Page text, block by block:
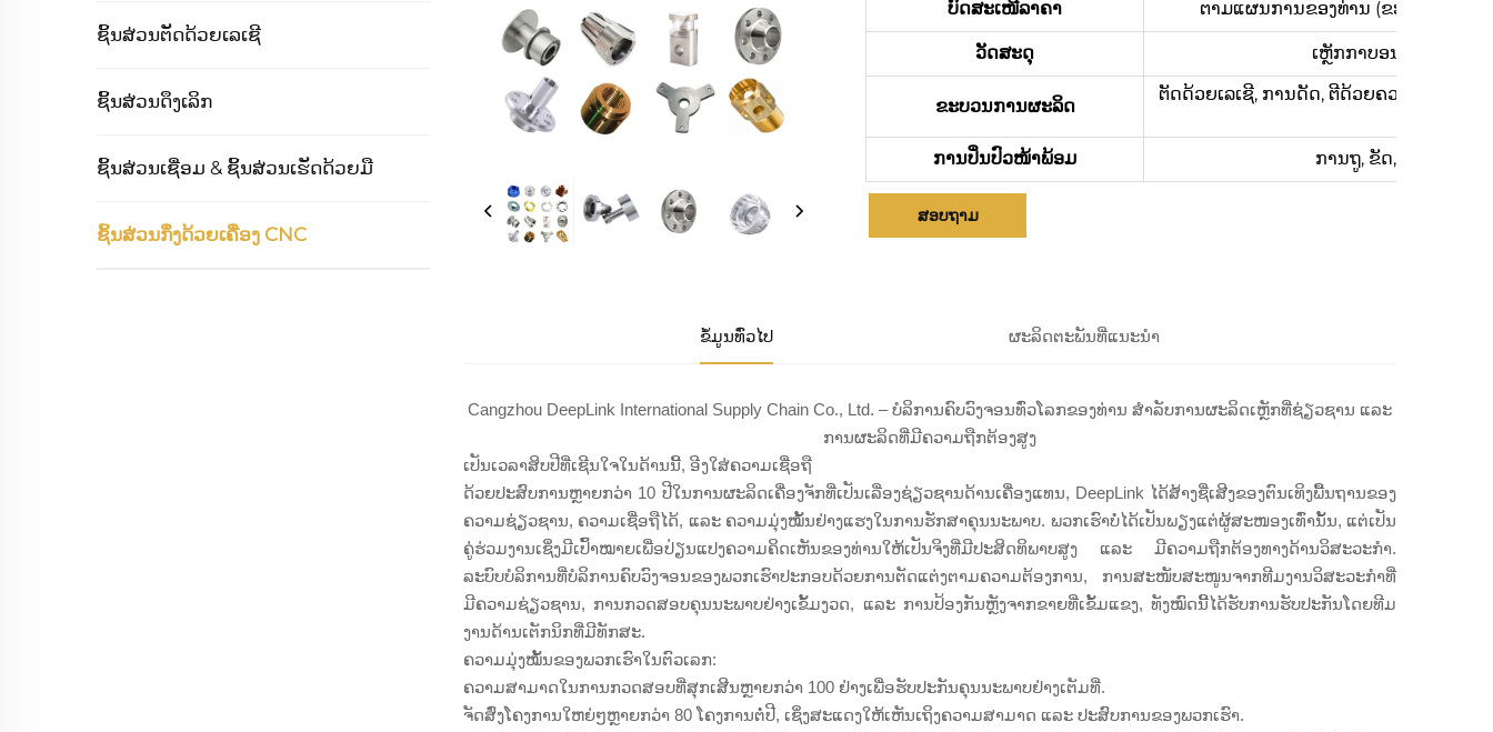
ຊິ້ນສ່ວນຕັດດ້ວຍເລເຊີ
ຊິ້ນສ່ວນດຶງເລິກ
ຊິ້ນສ່ວນເຊື່ອມ & ຊິ້ນສ່ວນເຮັດດ້ວຍມື
ຊິ້ນສ່ວນກຶ່ງດ້ວຍເຄື່ອງ CNC
ບົດສະເໜີລາຄາ ຕາມແຜນການຂອງທ່ານ (ຂະໜາດ, ວັດສ
ວັດສະດຸ ເຫຼັກກາບອນ, SPCC,
ຂະບວນການຜະລິດ
ຕັດດ້ວຍເລເຊີ, ການດັດ, ຕີດ້ວຍຄວາມແທ້ຈິງ, ກ
ການປິ່ນປົວໜ້າພ້ອມ ການຖູ, ຂັດ,
ສອບຖາມ
ຂໍ້ມູນທົ່ວໄປ ຜະລິດຕະພັນທີ່ແນະນຳ
Cangzhou DeepLink International Supply Chain Co., Ltd. – ບໍລິການຄົບວົງຈອນທົ່ວໂລກຂອງທ່ານ ສຳລັບການຜະລິດເຫຼັກທີ່ຊ່ຽວຊານ ແລະ
ການຜະລິດທີ່ມີຄວາມຖືກຕ້ອງສູງ
ເປັນເວລາສິບປີທີ່ເຊີນໃຈໃນດ້ານນີ້, ອີງໃສ່ຄວາມເຊື່ອຖື
ດ້ວຍປະສົບການຫຼາຍກວ່າ 10 ປີໃນການຜະລິດເຄື່ອງຈັກທີ່ເປັນເລື່ອງຊ່ຽວຊານດ້ານເຄື່ອງແທນ, DeepLink ໄດ້ສ້າງຊື່ເສີງຂອງຕົນເທິງພື້ນຖານຂອງ
ຄວາມຊ່ຽວຊານ, ຄວາມເຊື່ອຖືໄດ້, ແລະ ຄວາມມຸ່ງໝັ້ນຢ່າງແຮງໃນການຮັກສາຄຸນນະພາບ. ພວກເຮົາບໍ່ໄດ້ເປັນພຽງແຕ່ຜູ້ສະໜອງເທົ່ານັ້ນ, ແຕ່ເປັນ
ຄູ່ຮ່ວມງານເຊິ່ງມີເປົ້າໝາຍເພື່ອປ່ຽນແປງຄວາມຄິດເຫັນຂອງທ່ານໃຫ້ເປັນຈິງທີ່ມີປະສິດທິພາບສູງ ແລະ ມີຄວາມຖືກຕ້ອງທາງດ້ານວິສະວະກຳ.
ລະບົບບໍລິການທີ່ບໍລິການຄົບວົງຈອນຂອງພວກເຮົາປະກອບດ້ວຍການຕັດແຕ່ງຕາມຄວາມຕ້ອງການ, ການສະໜັບສະໜູນຈາກທີມງານວິສະວະກຳທີ່
ມີຄວາມຊ່ຽວຊານ, ການກວດສອບຄຸນນະພາບຢ່າງເຂັ້ມງວດ, ແລະ ການປ້ອງກັນຫຼັງຈາກຂາຍທີ່ເຂັ້ມແຂງ, ທັງໝົດນີ້ໄດ້ຮັບການຮັບປະກັນໂດຍທີມ
ງານດ້ານເຕັກນິກທີ່ມີທັກສະ.
ຄວາມມຸ່ງໝັ້ນຂອງພວກເຮົາໃນຕົວເລກ:
ຄວາມສາມາດໃນການກວດສອບທີ່ສຸກເສີນຫຼາຍກວ່າ 100 ຢ່າງເພື່ອຮັບປະກັນຄຸນນະພາບຢ່າງເຕັມທີ່.
ຈັດສົ່ງໂຄງການໃຫຍ່ໆຫຼາຍກວ່າ 80 ໂຄງການຕໍ່ປີ, ເຊິ່ງສະແດງໃຫ້ເຫັນເຖິງຄວາມສາມາດ ແລະ ປະສົບການຂອງພວກເຮົາ.